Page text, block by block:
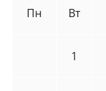
Пн Вт
1